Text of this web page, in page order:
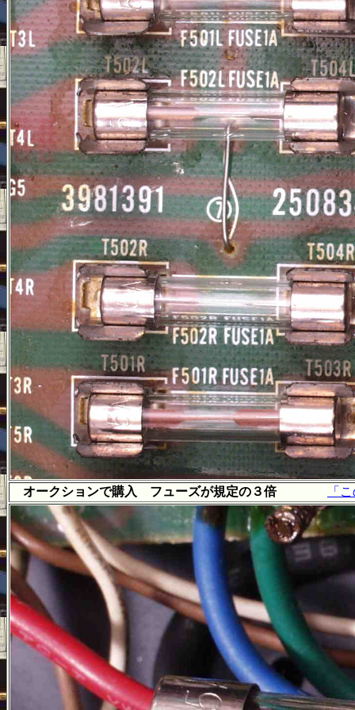
オークションで購入 フューズが規定の３倍 「